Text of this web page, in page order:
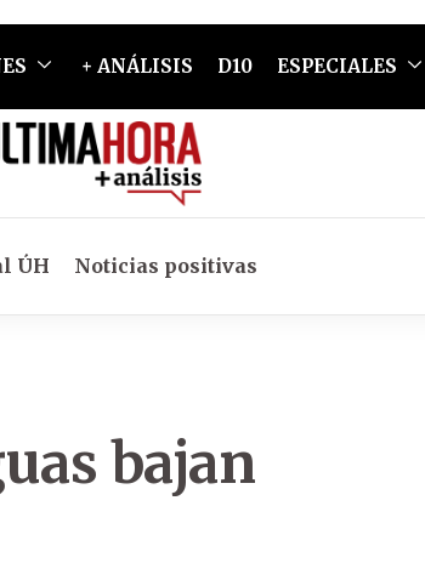
+ ANÁLISIS D10 ESPECIALES
ÚH Noticias positivas
bajan